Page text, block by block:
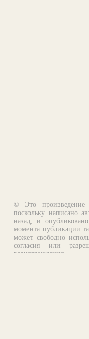
© Это произведение
поскольку написано
назад, и
момента публикации
может свободно
согласия или
вознаграждения.